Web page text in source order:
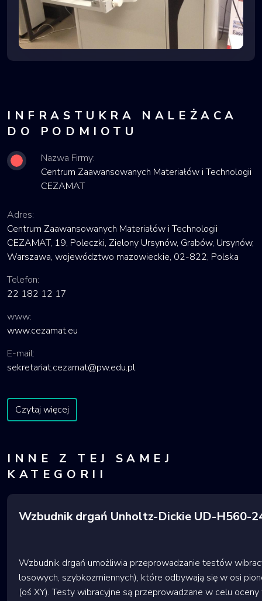
INFRASTUKRA NALEŻACA
DO PODMIOTU
Nazwa Firmy:
Centrum Zaawansowanych Materiałów i Technologii
CEZAMAT
Adres:
Centrum Zaawansowanych Materiałów i Technologii
CEZAMAT, 19, Poleczki, Zielony Ursynów, Grabów, Ursynów,
Warszawa, województwo mazowieckie, 02-822, Polska
Telefon:
22 182 12 17
www:
www.cezamat.eu
E-mail:
sekretariat.cezamat@pw.edu.pl
Czytaj więcej
INNE Z TEJ SAMEJ
KATEGORII
Wzbudnik drgań Unholtz-Dickie UD-H560-
Wzbudnik drgań umożliwia przeprowadzanie testów
losowych, szybkozmiennych), które odbywają się w osi
(oś XY). Testy wibracyjne są przeprowadzane w celu